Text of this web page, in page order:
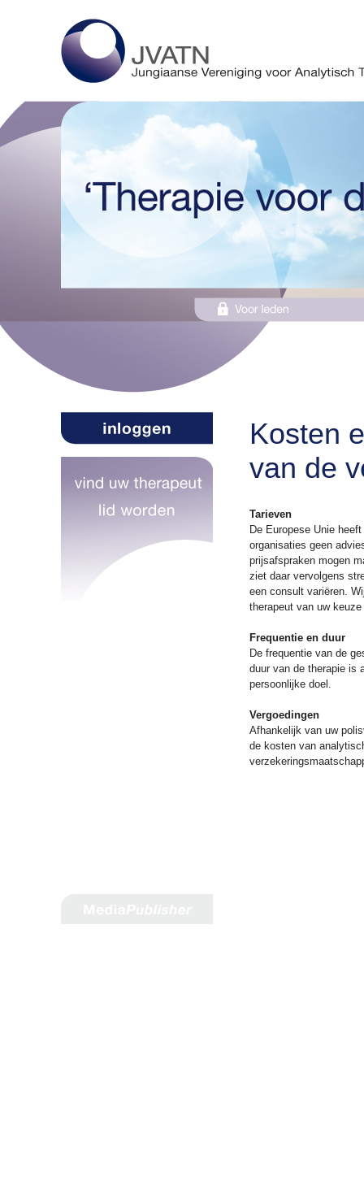
Kosten
van de
Tarieven
De Europese Unie
organisaties geen
prijsafspraken mogen
ziet daar vervolgens
een consult variëren.
therapeut van uw
Frequentie en duur
De frequentie van de
duur van de therapie is
persoonlijke doel.
Vergoedingen
Afhankelijk van uw
de kosten van